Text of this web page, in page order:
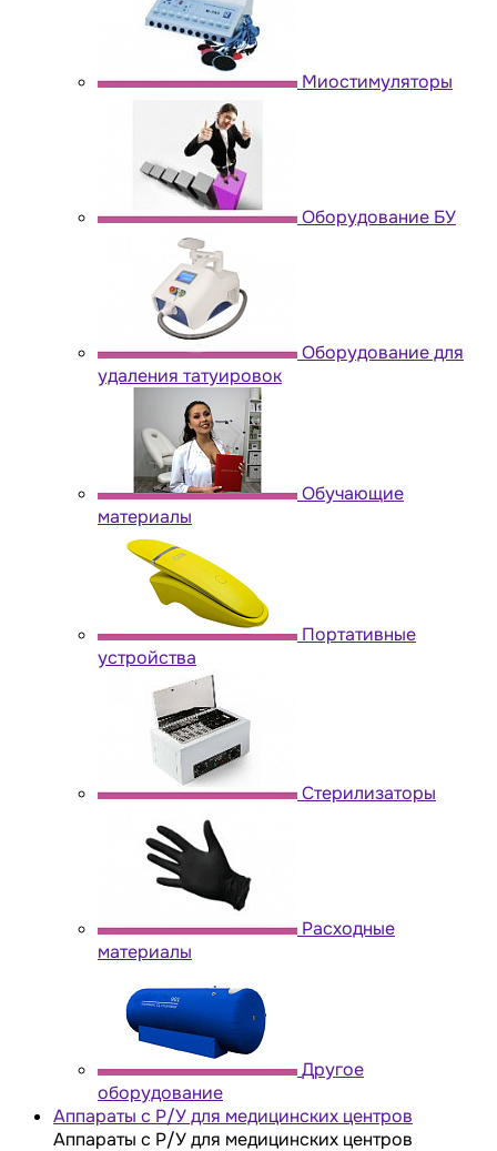
Миостимуляторы
Оборудование БУ
Оборудование для
удаления татуировок
Обучающие
материалы
Портативные
устройства
Стерилизаторы
Расходные
материалы
Другое
оборудование
Аппараты с Р/У для медицинских центров
Аппараты с Р/У для медицинских центров